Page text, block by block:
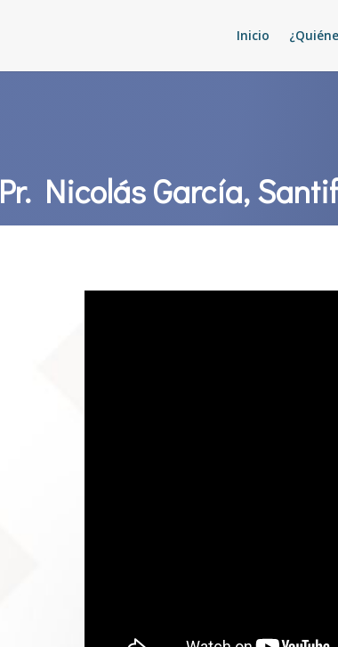
Inicio
Pr. Nicolás García,